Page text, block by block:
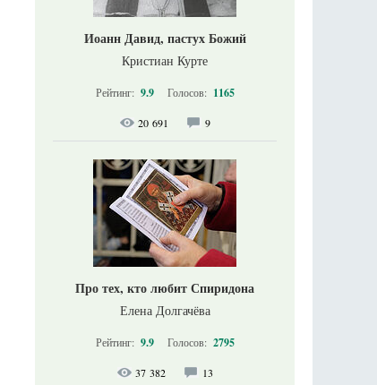
Иоанн Давид, пастух Божий
Кристиан Курте
Рейтинг: 9.9 Голосов: 1165
20 691 9
Про тех, кто любит Спиридона
Елена Долгачёва
Рейтинг: 9.9 Голосов: 2795
37 382 13